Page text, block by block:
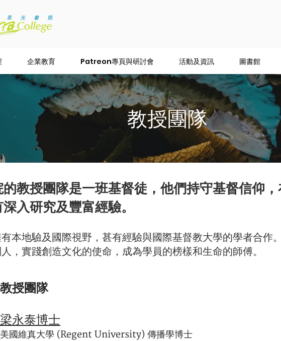
企業教育 Patreon專頁與研討會 活動及資訊 圖書館
教授團隊
教授團隊是一班基督徒，他們持守基督信仰
入研究及豐富經驗。
本地驗及國際視野，甚有經驗與國際基督教大學的學者合作
，實踐創造文化的使命，成為學員的榜樣和生命的師傅。
教授團隊
梁永泰博士
美國維真大學 (Regent University) 傳播學博士